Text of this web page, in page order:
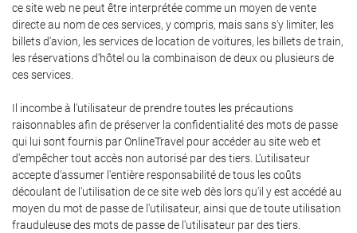
ce site web ne peut être interprétée comme un moyen de vente
directe au nom de ces services, y compris, mais sans s'y limiter, les
billets d'avion, les services de location de voitures, les billets de train,
les réservations d'hôtel ou la combinaison de deux ou plusieurs de
ces services.
Il incombe à l'utilisateur de prendre toutes les précautions
raisonnables afin de préserver la confidentialité des mots de passe
qui lui sont fournis par OnlineTravel pour accéder au site web et
d'empêcher tout accès non autorisé par des tiers. L'utilisateur
accepte d'assumer l'entière responsabilité de tous les coûts
découlant de l'utilisation de ce site web dès lors qu'il y est accédé au
moyen du mot de passe de l'utilisateur, ainsi que de toute utilisation
frauduleuse des mots de passe de l'utilisateur par des tiers.